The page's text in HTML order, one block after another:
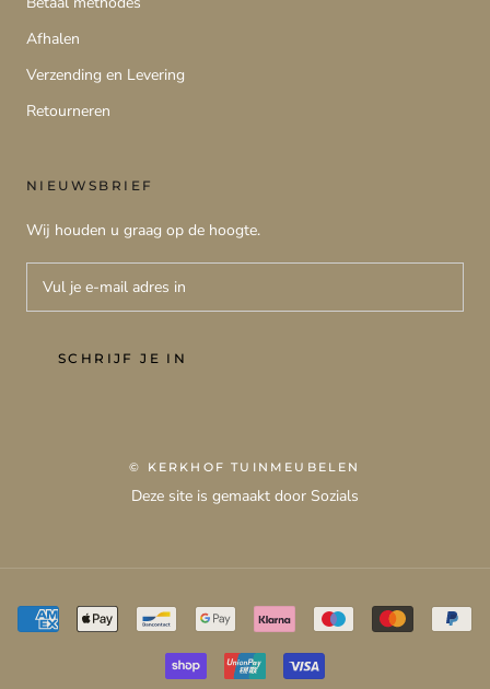
Afhalen
Verzending en Levering
Retourneren
NIEUWSBRIEF
Wij houden u graag op de hoogte.
SCHRIJF JE IN
© KERKHOF TUINMEUBELEN
Deze site is gemaakt door Sozials